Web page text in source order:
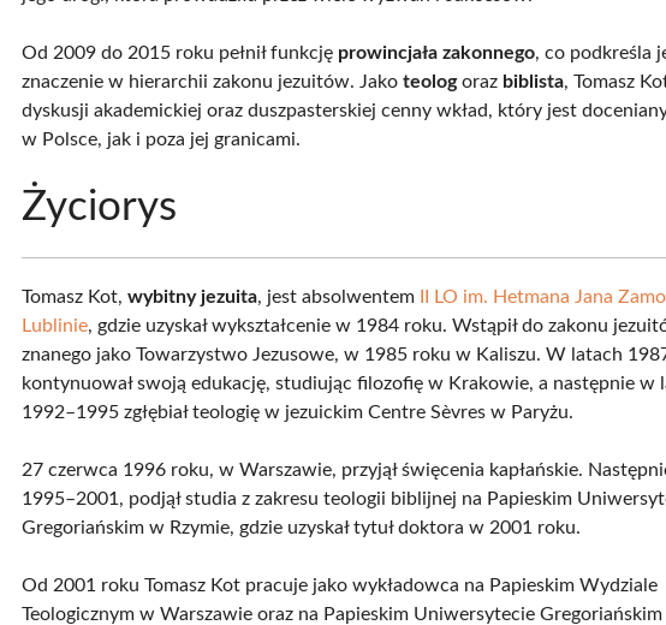
Od 2009 do 2015 roku pełnił funkcję prowincjała zakonnego, co podkreśla
znaczenie w hierarchii zakonu jezuitów. Jakoteologoraz biblista, Tomasz
dyskusji akademickiej oraz duszpasterskiej cenny wkład, który jest
w Polsce, jak i poza jej granicami.
Życiorys
Tomasz Kot,wybitny jezuita, jest absolwentem II LO im. Hetmana Jana
Lublinie, gdzie uzyskał wykształcenie w 1984 roku. Wstąpił do zakonu
znanego jako Towarzystwo Jezusowe, w 1985 roku w Kaliszu. W latach
kontynuował swoją edukację, studiując filozofię w Krakowie, a następnie w
1992–1995 zgłębiał teologię w jezuickim Centre Sèvres w Paryżu.
27 czerwca 1996 roku, w Warszawie, przyjął święcenia kapłańskie.
1995–2001, podjął studia z zakresu teologii biblijnej na Papieskim
Gregoriańskim w Rzymie, gdzie uzyskał tytuł doktora w 2001 roku.
Od 2001 roku Tomasz Kot pracuje jako wykładowca na Papieskim Wydziale
Teologicznym w Warszawie oraz na Papieskim Uniwersytecie Gregoriańskim